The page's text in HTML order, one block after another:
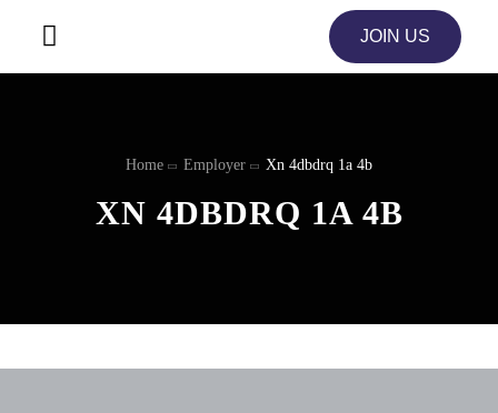
JOIN US
Home Employer Xn 4dbdrq 1a 4b
XN 4DBDRQ 1A 4B